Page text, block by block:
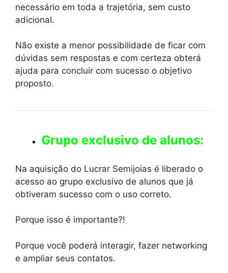
necessário em toda a trajetória, sem custo
adicional.
Não existe a menor possibilidade de ficar com
dúvidas sem respostas e com certeza obterá
ajuda para concluir com sucesso o objetivo
proposto.
Grupo exclusivo de alunos:
Na aquisição do Lucrar Semijoias é liberado o
acesso ao grupo exclusivo de alunos que já
obtiveram sucesso com o uso correto.
Porque isso é importante?!
Porque você poderá interagir, fazer networking
e ampliar seus contatos.